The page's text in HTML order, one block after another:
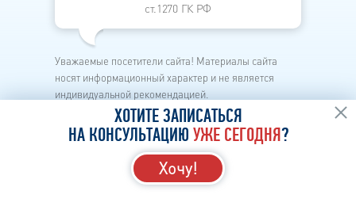
ст.1270 ГК РФ
Уважаемые посетители сайта! Материалы сайта
носят информационный характер и не является
индивидуальной рекомендацией.
Каждый метод лечения имеет свои показания и
противопоказания.
Перед началом лечения необходима личная
консультация лор-врача в клинике.
ХОТИТЕ ЗАПИСАТЬСЯ
НА КОНСУЛЬТАЦИЮ УЖЕ СЕГОДНЯ?
Хочу!